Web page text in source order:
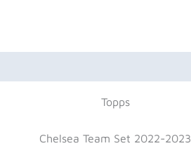
Topps
Chelsea Team Set 2022-2023